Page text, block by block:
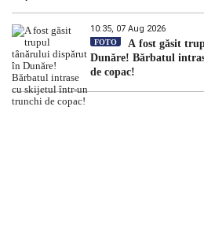
10:35, 07 Aug 2026
FOTO
A fost găsit
Dunăre! Bărbatul
de copac!